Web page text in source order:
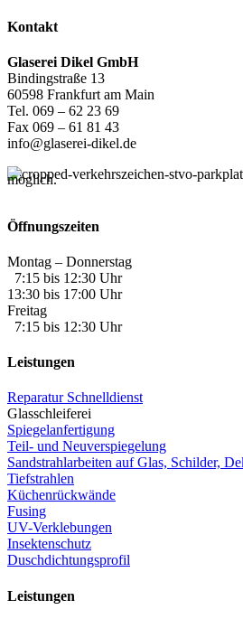
Kontakt
Glaserei Dikel GmbH
Bindingstraße 13
60598 Frankfurt am Main
Tel. 069 – 62 23 69
Fax 069 – 61 81 43
info@glaserei-dikel.de
möglich.
Öffnungszeiten
Montag – Donnerstag
7:15 bis 12:30 Uhr
13:30 bis 17:00 Uhr
Freitag
7:15 bis 12:30 Uhr
Leistungen
Reparatur Schnelldienst
Glasschleiferei
Spiegelanfertigung
Teil- und Neuverspiegelung
Sandstrahlarbeiten auf Glas, Schilder,
Tiefstrahlen
Küchenrückwände
Fusing
UV-Verklebungen
Insektenschutz
Duschdichtungsprofil
Leistungen